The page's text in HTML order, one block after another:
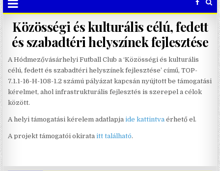
Közösségi és kulturális célú, fedett
és szabadtéri helyszínek fejlesztése
A Hódmezővásárhelyi Futball Club a ‘Közösségi és kulturális
célú, fedett és szabadtéri helyszínek fejlesztése’ című, TOP-
7.1.1-16-H-108-1.2 számú pályázat kapcsán nyújtott be támogatási
kérelmet, ahol infrastrukturális fejlesztés is szerepel a célok
között.
A helyi támogatási kérelem adatlapjaide kattintva érhető el.
A projekt támogatói okirataitt található.